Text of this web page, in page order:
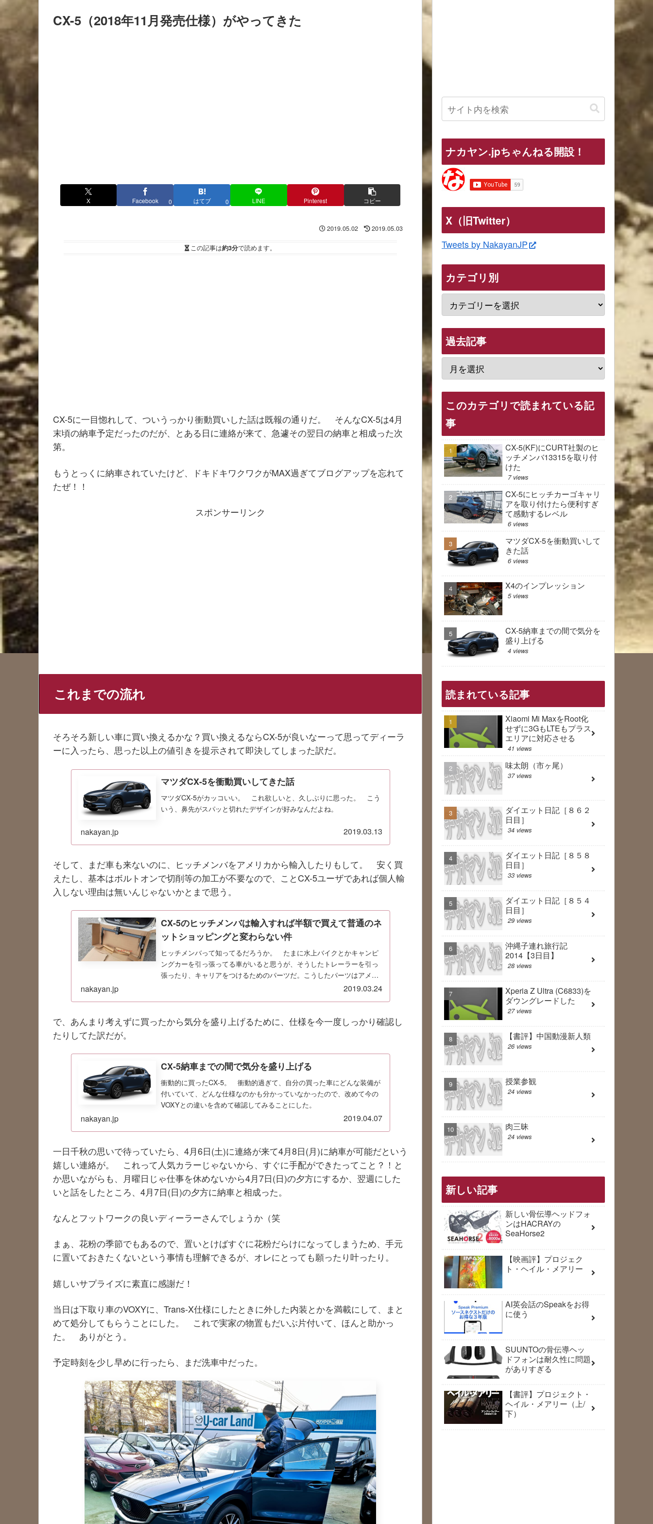
CX-5（2018年11月発売仕様）がやってきた
X Facebook 0 はてブ 0 LINE Pinterest コピー
2019.05.02 2019.05.03
この記事は約3分で読めます。
CX-5に一目惚れして、ついうっかり衝動買いした話は既報の通りだ。 そんなCX-5は4月
末頃の納車予定だったのだが、とある日に連絡が来て、急遽その翌日の納車と相成った次
第。
もうとっくに納車されていたけど、ドキドキワクワクがMAX過ぎてブログアップを忘れて
たぜ！！
スポンサーリンク
これまでの流れ
そろそろ新しい車に買い換えるかな？買い換えるならCX-5が良いなーって思ってディーラ
ーに入ったら、思った以上の値引きを提示されて即決してしまった訳だ。
マツダCX-5を衝動買いしてきた話
マツダCX-5がカッコいい。 これ欲しいと、久しぶりに思った。 こう
いう、鼻先がスパッと切れたデザインが好みなんだよね。
nakayan.jp 2019.03.13
そして、まだ車も来ないのに、ヒッチメンバをアメリカから輸入したりもして。 安く買
えたし、基本はボルトオンで切削等の加工が不要なので、ことCX-5ユーザであれば個人輸
入しない理由は無いんじゃないかとまで思う。
CX-5のヒッチメンバは輸入すれば半額で買えて普通のネ
ットショッピングと変わらない件
ヒッチメンバって知ってるだろうか。 たまに水上バイクとかキャンピ
ングカーを引っ張ってる車がいると思うが、そうしたトレーラーを引っ
張ったり、キャリアをつけるためのパーツだ。こうしたパーツはアメリ
カが本場だが、日本で買おうとすると4～5万円ほどするので、アメリ...
nakayan.jp 2019.03.24
で、あんまり考えずに買ったから気分を盛り上げるために、仕様を今一度しっかり確認し
たりしてた訳だが。
CX-5納車までの間で気分を盛り上げる
衝動的に買ったCX-5。 衝動的過ぎて、自分の買った車にどんな装備が
付いていて、どんな仕様なのかも分かっていなかったので、改めて今の
VOXYとの違いを含めて確認してみることにした。
nakayan.jp 2019.04.07
一日千秋の思いで待っていたら、4月6日(土)に連絡が来て4月8日(月)に納車が可能だという
嬉しい連絡が。 これって人気カラーじゃないから、すぐに手配ができたってこと？！と
か思いながらも、月曜日じゃ仕事を休めないから4月7日(日)の夕方にするか、翌週にした
いと話をしたところ、4月7日(日)の夕方に納車と相成った。
なんとフットワークの良いディーラーさんでしょうか（笑
まぁ、花粉の季節でもあるので、置いとけばすぐに花粉だらけになってしまうため、手元
に置いておきたくないという事情も理解できるが、オレにとっても願ったり叶ったり。
嬉しいサプライズに素直に感謝だ！
当日は下取り車のVOXYに、Trans-X仕様にしたときに外した内装とかを満載にして、まと
めて処分してもらうことにした。 これで実家の物置もだいぶ片付いて、ほんと助かっ
た。 ありがとう。
予定時刻を少し早めに行ったら、まだ洗車中だった。
ナカヤン.jpちゃんねる開設！
X（旧Twitter）
Tweets by NakayanJP
カテゴリ別
過去記事
このカテゴリで読まれている記
事
CX-5(KF)にCURT社製のヒ
ッチメンバ13315を取り付
けた
7 views
CX-5にヒッチカーゴキャリ
アを取り付けたら便利すぎ
て感動するレベル
6 views
マツダCX-5を衝動買いして
きた話
6 views
X4のインプレッション
5 views
CX-5納車までの間で気分を
盛り上げる
4 views
読まれている記事
Xiaomi Mi MaxをRoot化
せずに3GもLTEもプラス
エリアに対応させる
41 views
味太朗（市ヶ尾）
37 views
ダイエット日記［８６２
日目］
34 views
ダイエット日記［８５８
日目］
33 views
ダイエット日記［８５４
日目］
29 views
沖縄子連れ旅行記
2014【3日目】
28 views
Xperia Z Ultra (C6833)を
ダウングレードした
27 views
【書評】中国動漫新人類
26 views
授業参観
24 views
肉三昧
24 views
新しい記事
新しい骨伝導ヘッドフォ
ンはHACRAYの
SeaHorse2
【映画評】プロジェク
ト・ヘイル・メアリー
AI英会話のSpeakをお得
に使う
SUUNTOの骨伝導ヘッ
ドフォンは耐久性に問題
がありすぎる
【書評】プロジェクト・
ヘイル・メアリー（上/
下）